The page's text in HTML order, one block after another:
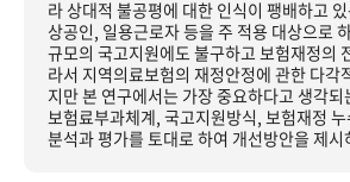
라 상대적 불공평에 대한 인식이 팽배하고
상공인, 일용근로자 등을 주 적용 대상으로
규모의 국고지원에도 불구하고 보험재정의
라서 지역의료보험의 재정안정에 관한 다각
지만 본 연구에서는 가장 중요하다고 생각
보험료부과체계, 국고지원방식, 보험재정
분석과 평가를 토대로 하여 개선방안을 제시